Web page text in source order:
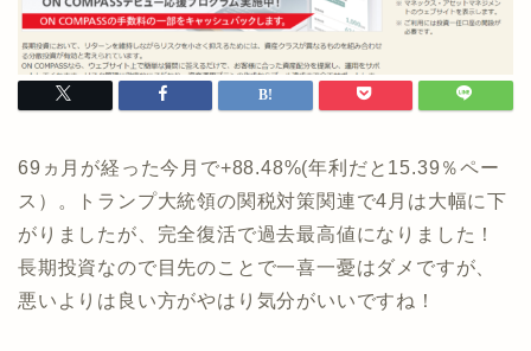
69ヵ月が経った今月で+88.48%(年利だと15.39％ペー
ス）。トランプ大統領の関税対策関連で4月は大幅に下
がりましたが、完全復活で過去最高値になりました！
長期投資なので目先のことで一喜一憂はダメですが、
悪いよりは良い方がやはり気分がいいですね！